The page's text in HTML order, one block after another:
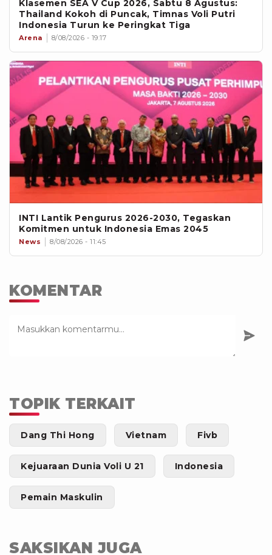
Klasemen SEA V Cup 2026, Sabtu 8 Agustus:
Thailand Kokoh di Puncak, Timnas Voli Putri
Indonesia Turun ke Peringkat Tiga
Arena 8/08/2026 - 19:17
INTI Lantik Pengurus 2026-2030, Tegaskan
Komitmen untuk Indonesia Emas 2045
News 8/08/2026 - 11:45
KOMENTAR
TOPIK TERKAIT
Dang Thi Hong Vietnam Fivb
Kejuaraan Dunia Voli U 21 Indonesia
Pemain Maskulin
SAKSIKAN JUGA